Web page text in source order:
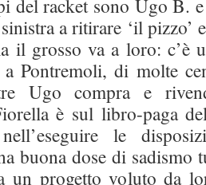
del racket sono Ugo B.
a ritirare ‘il pizzo’
il grosso va a loro: c’è
Pontremoli, di molte
Ugo compra e
è sul libro-paga
le
buona dose di sadismo
un progetto voluto da